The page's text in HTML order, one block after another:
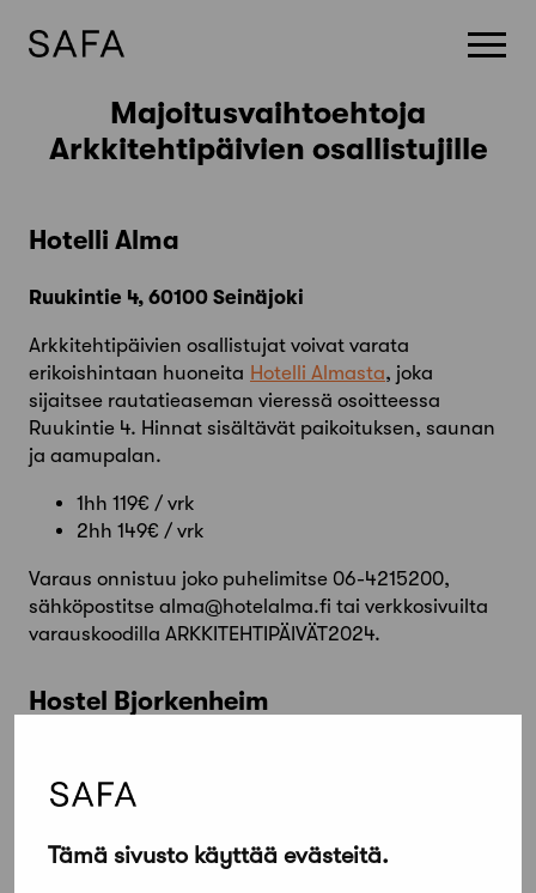
Tämä sivusto käyttää evästeitä.
content
Majoitusvaihtoehtoja
Arkkitehtipäivien osallistujille
Hotelli Alma
Ruukintie 4, 60100 Seinäjoki
Arkkitehtipäivien osallistujat voivat varata
erikoishintaan huoneita Hotelli Almasta, joka
sijaitsee rautatieaseman vieressä osoitteessa
Ruukintie 4. Hinnat sisältävät paikoituksen, saunan
ja aamupalan.
1hh 119€ / vrk
2hh 149€ / vrk
Varaus onnistuu joko puhelimitse 06-4215200,
sähköpostitse alma@hotelalma.fi tai verkkosivuilta
varauskoodilla ARKKITEHTIPÄIVÄT2024.
Hostel Bjorkenheim
1hh – 71 € / yö
3hh – 134 € / yö